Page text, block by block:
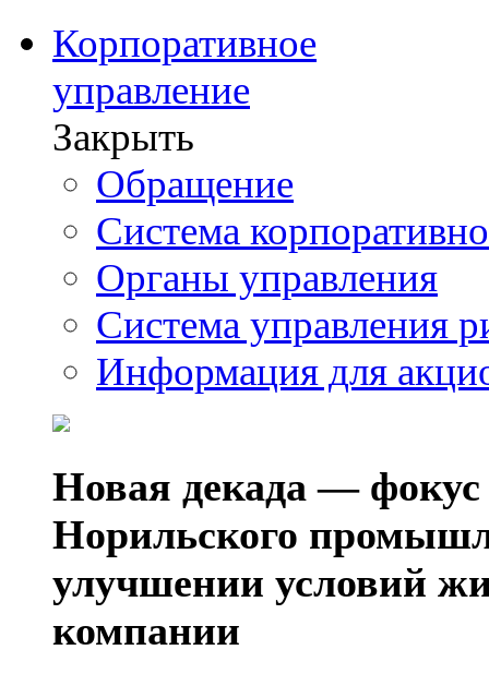
Корпоративное
управление
Закрыть
Обращение
Система
Органы управления
Система управления
Информация для
Новая декада — фокус
Норильского
улучшении условий
компании